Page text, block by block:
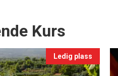
Kurs
Ledig plass